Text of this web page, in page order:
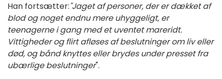
Han fortsætter:"Jaget af personer, der er dækket af
blod og noget endnu mere uhyggeligt, er
teenagerne i gang med et uventet mareridt.
Vittigheder og flirt afløses af beslutninger om liv eller
død, og bånd knyttes eller brydes under presset fra
ubærlige beslutninger".